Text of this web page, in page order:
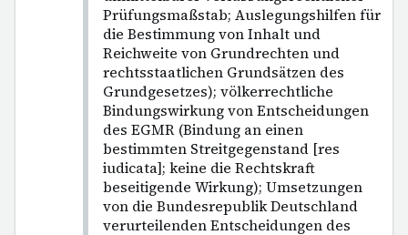
Prüfungsmaßstab; Auslegungshilfen für
die Bestimmung von Inhalt und
Reichweite von Grundrechten und
rechtsstaatlichen Grundsätzen des
Grundgesetzes); völkerrechtliche
Bindungswirkung von Entscheidungen
des EGMR (Bindung an einen
bestimmten Streitgegenstand [res
iudicata]; keine die Rechtskraft
beseitigende Wirkung); Umsetzungen
von die Bundesrepublik Deutschland
verurteilenden Entscheidungen des